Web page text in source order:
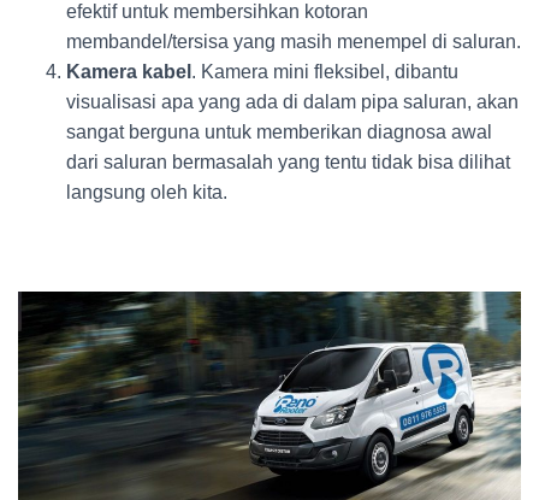
efektif untuk membersihkan kotoran
membandel/tersisa yang masih menempel di saluran.
Kamera kabel . Kamera mini fleksibel, dibantu
visualisasi apa yang ada di dalam pipa saluran, akan
sangat berguna untuk memberikan diagnosa awal
dari saluran bermasalah yang tentu tidak bisa dilihat
langsung oleh kita.